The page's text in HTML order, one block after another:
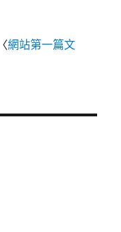
網站第一篇文